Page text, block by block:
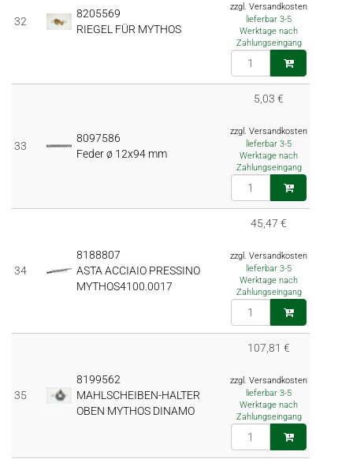
32
8205569
RIEGEL FÜR MYTHOS
zzgl. Versandkosten
lieferbar 3-5
Werktage nach
Zahlungseingang
33
8097586
Feder ø 12x94 mm
5,03 €
zzgl. Versandkosten
lieferbar 3-5
Werktage nach
Zahlungseingang
34
8188807
ASTA ACCIAIO PRESSINO
MYTHOS4100.0017
45,47 €
zzgl. Versandkosten
lieferbar 3-5
Werktage nach
Zahlungseingang
35
8199562
MAHLSCHEIBEN-HALTER
OBEN MYTHOS DINAMO
107,81 €
zzgl. Versandkosten
lieferbar 3-5
Werktage nach
Zahlungseingang